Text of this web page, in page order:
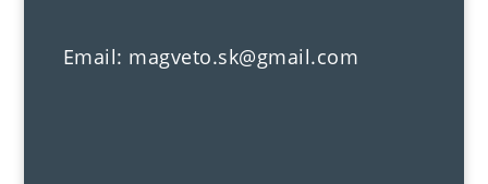
Email: magveto.sk@gmail.com